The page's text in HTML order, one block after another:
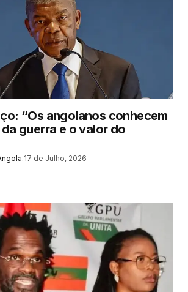
“Os angolanos conhecem
guerra e o valor do
17 de Julho, 2026